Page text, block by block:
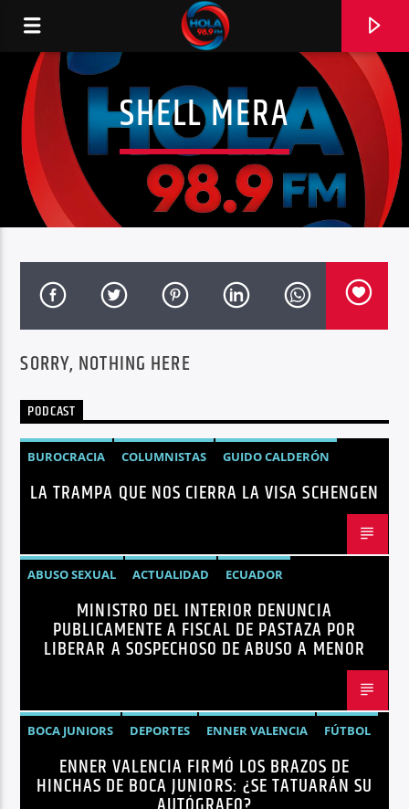
RADIO HOLA
Radio hola
SHELL MERA
SORRY, NOTHING HERE
PODCAST
BUROCRACIA COLUMNISTAS
GUIDO CALDERÓN
LIBRE COMERCIO
NOTICIAS
NOTICIAS ECUADOR
LA TRAMPA QUE NOS CIERRA LA VISA SCHENGEN
ABUSO SEXUAL ACTUALIDAD
ECUADOR
JOHN REIMBERG
MINISTRO DEL INTERIOR
NOTICIAS
SEGURIDAD
MINISTRO DEL INTERIOR DENUNCIA
PUBLICAMENTE A FISCAL DE PASTAZA POR
LIBERAR A SOSPECHOSO DE ABUSO A MENOR
BOCA JUNIORS DEPORTES ENNER VALENCIA
FÚTBOL
NOTICIASENNER VALENCIA FIRMÓ LOS BRAZOS DE
HINCHAS DE BOCA JUNIORS: ¿SE TATUARÁN SU